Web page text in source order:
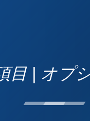
目 | オプ